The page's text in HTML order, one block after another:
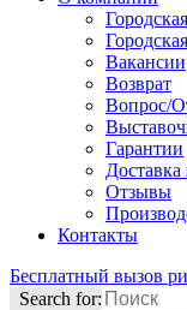
Вакансии
Возврат
Вопрос/
Гарантии
Доставка
Отзывы
Контакты
Бесплатный вызов
Search for: